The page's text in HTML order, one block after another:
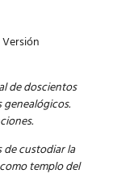
Versión
de doscientos
genealógicos.
de custodiar la
templo del